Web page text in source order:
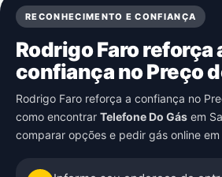
RECONHECIMENTO E CONFIANÇA
Rodrigo Faro reforça
confiança no Preço
Rodrigo Faro reforça a confiança no
como encontrar Telefone Do Gás em
comparar opções e pedir gás online